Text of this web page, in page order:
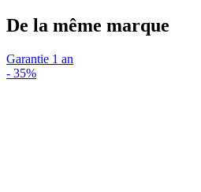
De la même marque
Garantie 1 an
- 35%